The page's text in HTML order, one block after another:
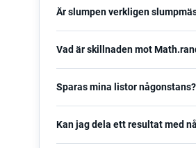
Är slumpen verkligen
Vad är skillnaden mot
Sparas mina listor någonstans?
Kan jag dela ett resultat med